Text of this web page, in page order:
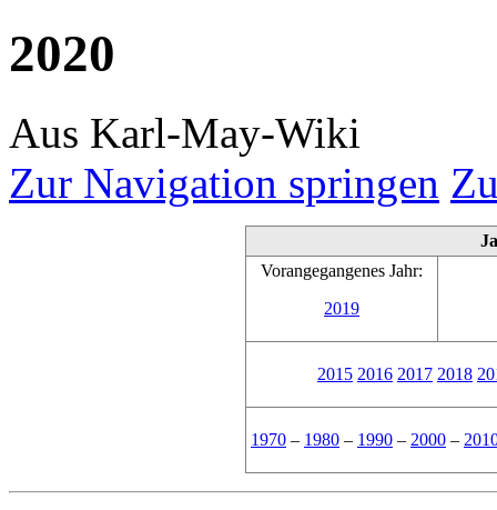
2020
Aus Karl-May-Wiki
Zur Navigation springen
Vorangegangenes Jahr:
2019
2015 2016 2017 2018
1970 – 1980 – 1990 – 2000 –